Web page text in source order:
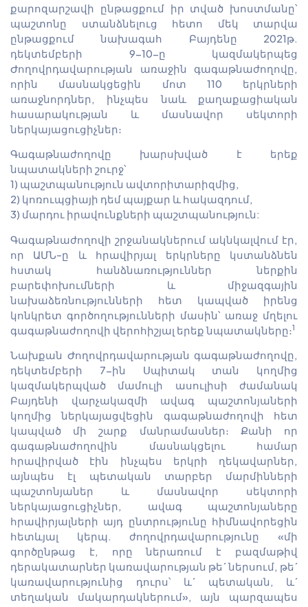
քարոզարշավի ընթացքում իր տված խոստմանը՝
պաշտոնը ստանձնելուց հետո մեկ տարվա
ընթացքում նախագահ Բայդենը 2021թ.
դեկտեմբերի 9-10-ը կազմակերպեց
Ժողովրդավարության առաջին գագաթնաժողովը,
որին մասնակցեցին մոտ 110 երկրների
առաջնորդներ, ինչպես նաև քաղաքացիական
հասարակության և մասնավոր սեկտորի
ներկայացուցիչներ։
Գագաթնաժողովը խարսխված է երեք
նպատակների շուրջ՝
1) պաշտպանություն ավտորիտարիզմից,
2) կոռուպցիայի դեմ պայքար և հակազդում,
3) մարդու իրավունքների պաշտպանություն:
Գագաթնաժողովի շրջանակներում ակնկալվում էր,
որ ԱՄՆ-ը և հրավիրյալ երկրները կստանձնեն
հստակ հանձնառություններ ներքին
բարեփոխումների և միջազգային
նախաձեռնությունների հետ կապված իրենց
կոնկրետ գործողությունների մասին՝ առաջ մղելու
գագաթնաժողովի վերոհիշյալ երեք նպատակները։1
Նախքան Ժողովրդավարության գագաթնաժողովը,
դեկտեմբերի 7-ին Սպիտակ տան կողմից
կազմակերպված մամուլի ասուլիսի ժամանակ
Բայդենի վարչակազմի ավագ պաշտոնյաների
կողմից ներկայացվեցին գագաթնաժողովի հետ
կապված մի շարք մանրամասներ։ Քանի որ
գագաթնաժողովին մասնակցելու համար
հրավիրված էին ինչպես երկրի ղեկավարներ,
այնպես էլ պետական տարբեր մարմինների
պաշտոնյաներ և մասնավոր սեկտորի
ներկայացուցիչներ, ավագ պաշտոնյաները
հրավիրյալների այդ ընտրությունը հիմնավորեցին
հետևյալ կերպ. ժողովրդավարությունը «մի
գործընթաց է, որը ներառում է բազմաթիվ
դերակատարներ կառավարության թե´ ներսում, թե´
կառավարությունից դուրս՝ և´ պետական, և´
տեղական մակարդակներում», այն պարզապես